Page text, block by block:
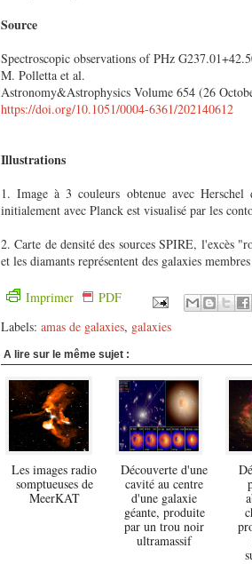
Source
Spectroscopic observations of PHz
M. Polletta et al.
Astronomy&Astrophysics Volume 654 (26
https://doi.org/10.1051/0004-6361/202140612
Illustrations
1. Image à 3 couleurs obtenue avec
initialement avec Planck est visualisé par les
2. Carte de densité des sources SPIRE, l'excès
et les diamants représentent des galaxies
Imprimer
PDF
Labels: amas de galaxies, galaxies
A lire sur le même sujet :
Les images radio
somptueuses de
MeerKAT
Découverte d'une
cavité au centre
d'une galaxie
géante, produite
par un trou noir
ultramassif